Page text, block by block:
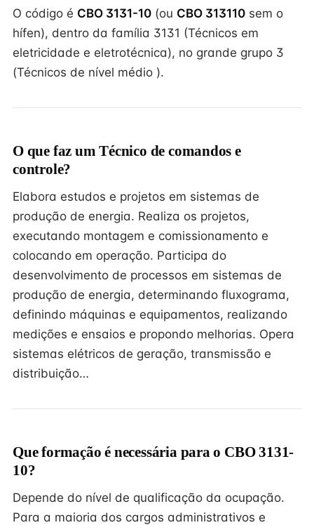
O código é CBO 3131-10 (ou CBO 313110 sem o
hífen), dentro da família 3131 (Técnicos em
eletricidade e eletrotécnica), no grande grupo 3
(Técnicos de nível médio ).
O que faz um Técnico de comandos e
controle?
Elabora estudos e projetos em sistemas de
produção de energia. Realiza os projetos,
executando montagem e comissionamento e
colocando em operação. Participa do
desenvolvimento de processos em sistemas de
produção de energia, determinando fluxograma,
definindo máquinas e equipamentos, realizando
medições e ensaios e propondo melhorias. Opera
sistemas elétricos de geração, transmissão e
distribuição…
Que formação é necessária para o CBO 3131-
10?
Depende do nível de qualificação da ocupação.
Para a maioria dos cargos administrativos e